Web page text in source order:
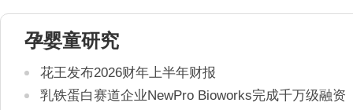
孕婴童研究
花王发布2026财年上半年财报
乳铁蛋白赛道企业NewPro Bioworks完成千万级融资